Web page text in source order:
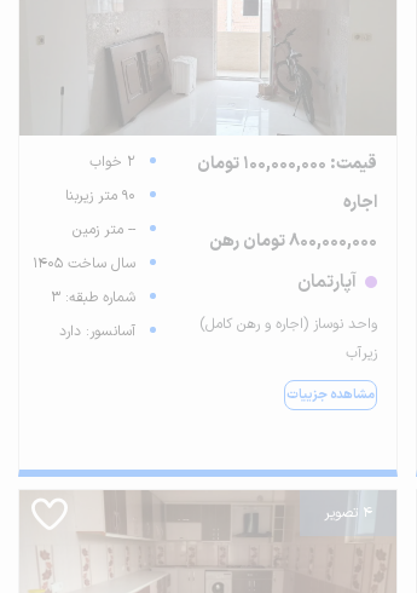
قیمت: 100,000,000 تومان
اجاره
800,000,000 تومان رهن
آپارتمان
واحد نوساز (اجاره و رهن کامل)
زیرآب
مشاهده جزییات
2 خواب
90 متر زیربنا
-- متر زمین
سال ساخت 1405
شماره طبقه: 3
آسانسور: دارد
4 تصویر